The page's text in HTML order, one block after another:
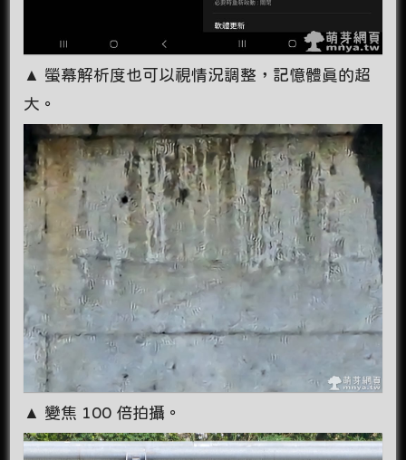
▲ 螢幕解析度也可以視情況調整，記憶體真的超
大。
▲ 變焦 100 倍拍攝。